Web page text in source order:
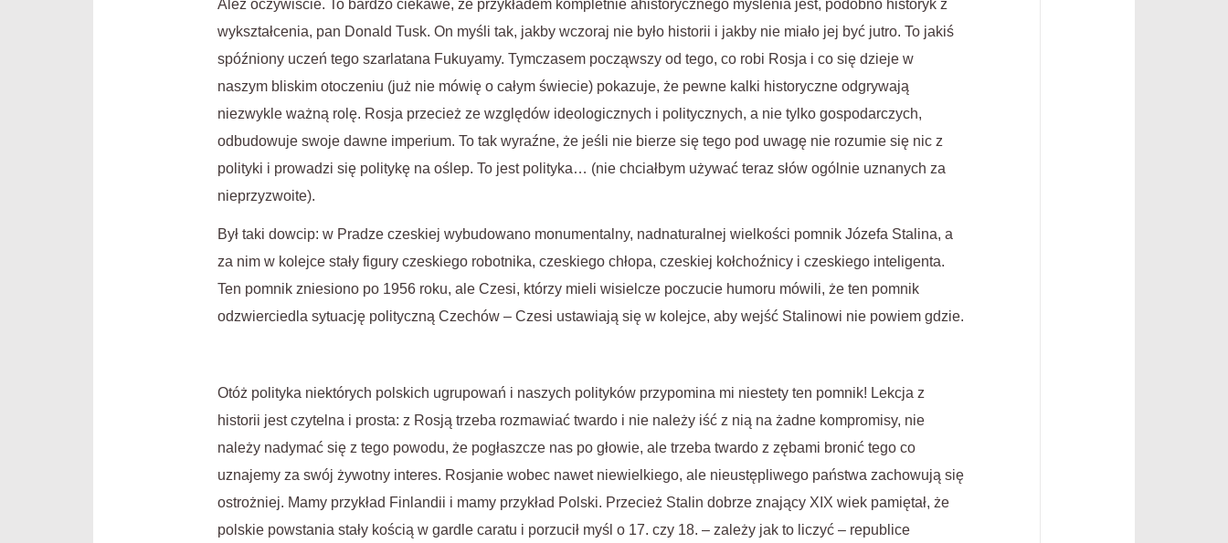
Ależ oczywiście. To bardzo ciekawe, że przykładem kompletnie ahistorycznego myślenia jest, podobno historyk z
wykształcenia, pan Donald Tusk. On myśli tak, jakby wczoraj nie było historii i jakby nie miało jej być jutro. To jakiś
spóźniony uczeń tego szarlatana Fukuyamy. Tymczasem począwszy od tego, co robi Rosja i co się dzieje w
naszym bliskim otoczeniu (już nie mówię o całym świecie) pokazuje, że pewne kalki historyczne odgrywają
niezwykle ważną rolę. Rosja przecież ze względów ideologicznych i politycznych, a nie tylko gospodarczych,
odbudowuje swoje dawne imperium. To tak wyraźne, że jeśli nie bierze się tego pod uwagę nie rozumie się nic z
polityki i prowadzi się politykę na oślep. To jest polityka… (nie chciałbym używać teraz słów ogólnie uznanych za
nieprzyzwoite).
Był taki dowcip: w Pradze czeskiej wybudowano monumentalny, nadnaturalnej wielkości pomnik Józefa Stalina, a
za nim w kolejce stały figury czeskiego robotnika, czeskiego chłopa, czeskiej kołchoźnicy i czeskiego inteligenta.
Ten pomnik zniesiono po 1956 roku, ale Czesi, którzy mieli wisielcze poczucie humoru mówili, że ten pomnik
odzwierciedla sytuację polityczną Czechów – Czesi ustawiają się w kolejce, aby wejść Stalinowi nie powiem gdzie.
Otóż polityka niektórych polskich ugrupowań i naszych polityków przypomina mi niestety ten pomnik! Lekcja z
historii jest czytelna i prosta: z Rosją trzeba rozmawiać twardo i nie należy iść z nią na żadne kompromisy, nie
należy nadymać się z tego powodu, że pogłaszcze nas po głowie, ale trzeba twardo z zębami bronić tego co
uznajemy za swój żywotny interes. Rosjanie wobec nawet niewielkiego, ale nieustępliwego państwa zachowują się
ostrożniej. Mamy przykład Finlandii i mamy przykład Polski. Przecież Stalin dobrze znający XIX wiek pamiętał, że
polskie powstania stały kością w gardle caratu i porzucił myśl o 17. czy 18. – zależy jak to liczyć – republice